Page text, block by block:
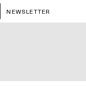
NEWSLETTER